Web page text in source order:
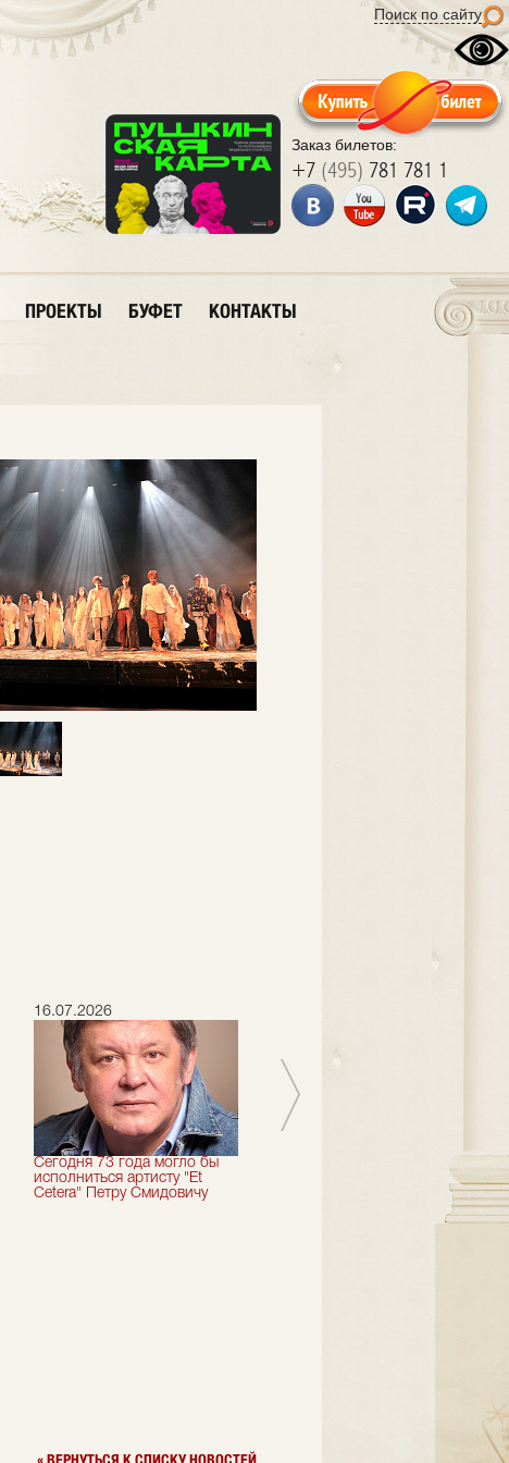
Поиск по сайту
Заказ билетов:
+7 (495) 781 781 1
ПРОЕКТЫ БУФЕТ КОНТАКТЫ
16.07.2026
Сегодня 73 года могло бы
исполниться артисту "Et
Cetera" Петру Смидовичу
отмечает актер "Et Cetera" -